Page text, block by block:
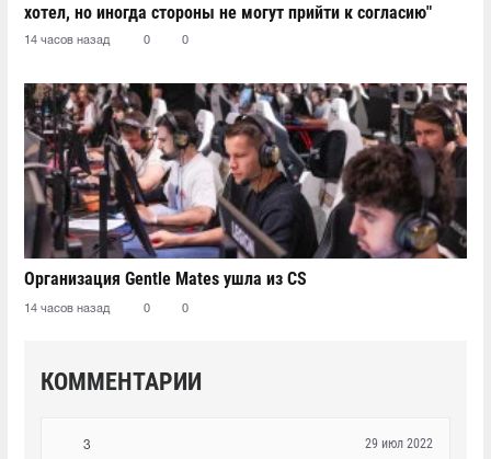
хотел, но иногда стороны не могут прийти к согласию"
14 часов назад 0 0
Организация Gentle Mates ушла из CS
14 часов назад 0 0
КОММЕНТАРИИ
3 29 июл 2022